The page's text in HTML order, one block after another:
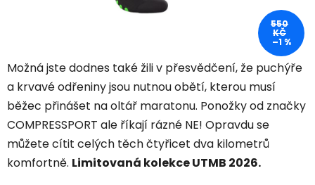
Možná jste dodnes také žili v přesvědčení, že puchýře
a krvavé odřeniny jsou nutnou obětí, kterou musí
běžec přinášet na oltář maratonu. Ponožky od značky
COMPRESSPORT ale říkají rázné NE! Opravdu se
můžete cítit celých těch čtyřicet dva kilometrů
komfortně. Limitovaná kolekce UTMB 2026.
550
KČ
–1 %